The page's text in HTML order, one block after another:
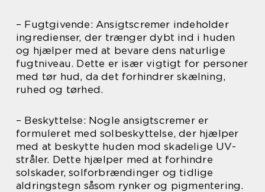
– Fugtgivende: Ansigtscremer indeholder
ingredienser, der trænger dybt ind i huden
og hjælper med at bevare dens naturlige
fugtniveau. Dette er især vigtigt for personer
med tør hud, da det forhindrer skælning,
ruhed og tørhed.
– Beskyttelse: Nogle ansigtscremer er
formuleret med solbeskyttelse, der hjælper
med at beskytte huden mod skadelige UV-
stråler. Dette hjælper med at forhindre
solskader, solforbrændinger og tidlige
aldringstegn såsom rynker og pigmentering.